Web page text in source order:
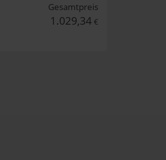
Gesamtpreis
1.029,34 €